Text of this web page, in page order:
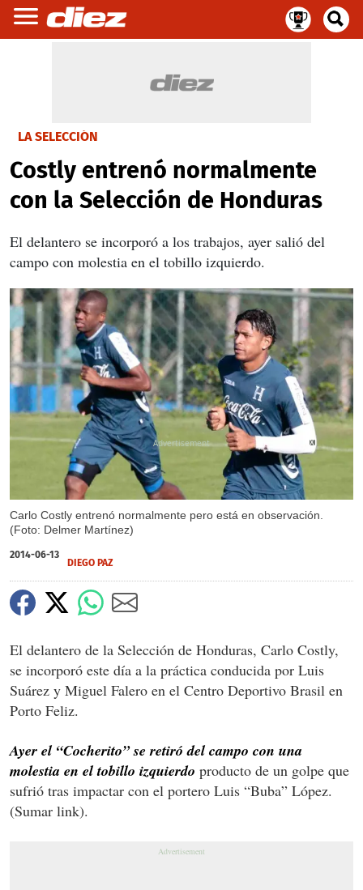
LA SELECCIÓN
Costly entrenó normalmente
con la Selección de Honduras
El delantero se incorporó a los trabajos, ayer salió del
campo con molestia en el tobillo izquierdo.
Carlo Costly entrenó normalmente pero está en observación.
(Foto: Delmer Martínez)
X
2014-06-13
DIEGO PAZ
El delantero de la Selección de Honduras, Carlo Costly,
se incorporó este día a la práctica conducida por Luis
Suárez y Miguel Falero en el Centro Deportivo Brasil en
Porto Feliz.
Ayer el “Cocherito” se retiró del campo con una
molestia en el tobillo izquierdo producto de un golpe que
sufrió tras impactar con el portero Luis “Buba” López.
(Sumar link).